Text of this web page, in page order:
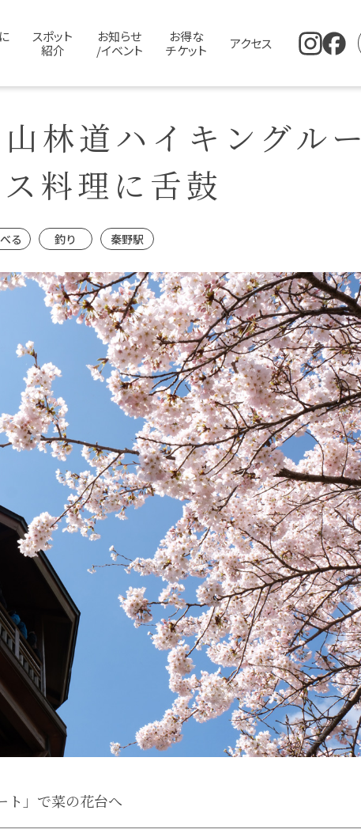
スポット
紹介
お知らせ
/イベント
お得な
チケット
アクセス
林道ハイキングルー
料理に舌鼓
る 釣り 秦野駅
ト」で菜の花台へ